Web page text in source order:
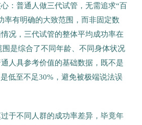
：普通人做三代试管，无需追求“百
率有明确的大致范围，而非固定数
况，三代试管的整体平均成功率在
围是综合了不同年龄、不同身体状况
人具参考价值的基础数据，既不是
低至不足30%，避免被极端说法误
于不同人群的成功率差异，毕竟年